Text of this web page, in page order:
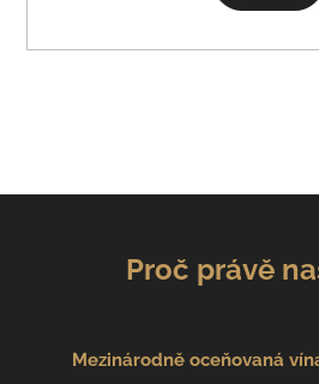
Proč právě
Mezinárodně oceňovaná